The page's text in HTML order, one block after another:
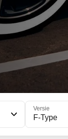
Versie
F-Type